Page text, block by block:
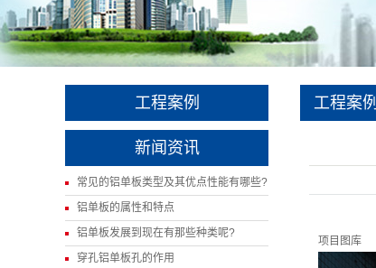
工程案例
新闻资讯
常见的铝单板类型及其优点性能有哪些?
铝单板的属性和特点
铝单板发展到现在有那些种类呢?
穿孔铝单板孔的作用
工程案例
项目图库